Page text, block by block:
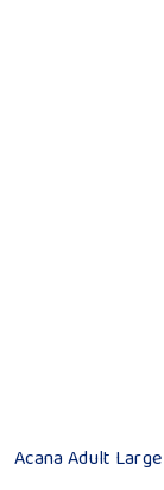
Acana Adult